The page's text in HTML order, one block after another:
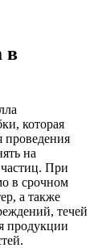
в
которая
на
При
в срочном
а также
течей
продукции